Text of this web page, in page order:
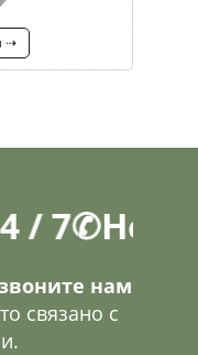
⇢
Не
нам
связано с